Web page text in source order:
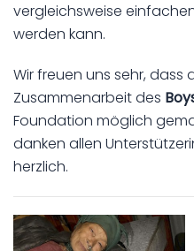
vergleichsweise
werden kann.
Wir freuen uns sehr, dass
Zusammenarbeit des
Foundation möglich
danken allen
herzlich.